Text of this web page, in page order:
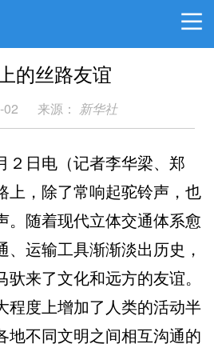
的丝路友谊
02 来源： 新华社
日电（记者李华梁、郑
上，除了常响起驼铃声，也
。随着现代立体交通体系愈
运输工具渐渐淡出历史，
来了文化和远方的友谊。
度上增加了人类的活动半
地不同文明之间相互沟通的